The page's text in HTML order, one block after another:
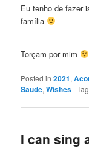
Eu tenho de fazer
família
Torçam por mim
Posted in 2021,
Saude,Wishes |
I can sing